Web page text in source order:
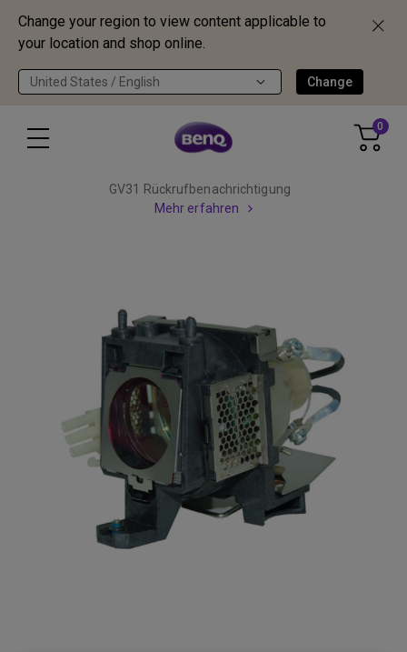
Change your region to view content applicable to
your location and shop online.
United States / English Change
0
GV31 Rückrufbenachrichtigung
Mehr erfahren